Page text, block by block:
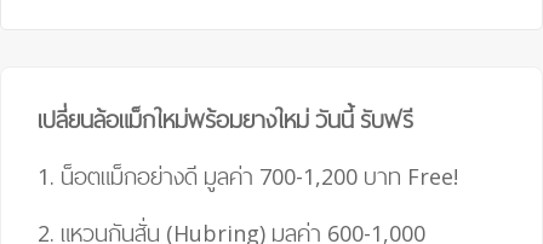
เปลี่ยนล้อแม็กใหม่พร้อมยางใหม่ วันนี้ รับฟรี
1. น็อตแม็กอย่างดี มูลค่า 700-1,200 บาท Free!
2. แหวนกันสั่น (Hubring) มูลค่า 600-1,000